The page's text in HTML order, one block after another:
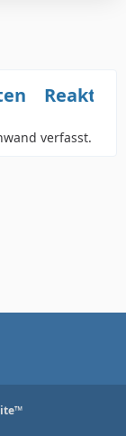
verfasst.